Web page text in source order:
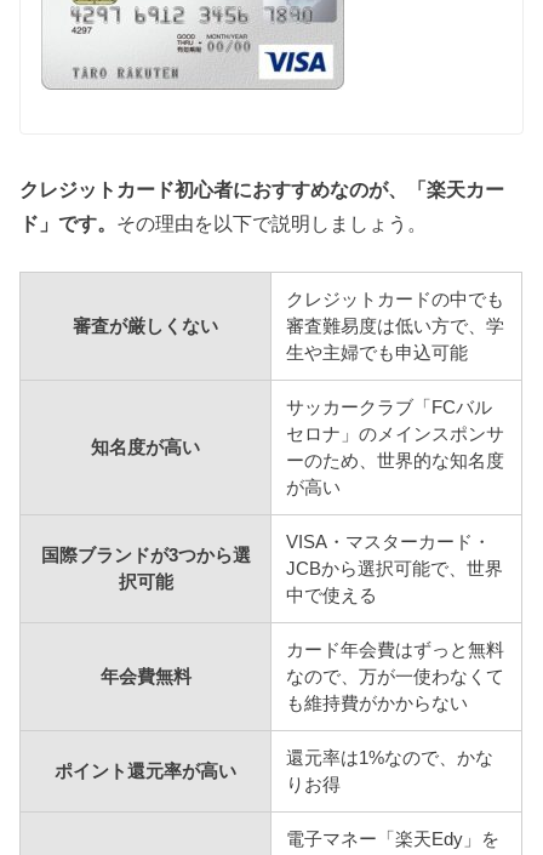
クレジットカード初心者におすすめなのが、「楽天カー
ド」です。 その理由を以下で説明しましょう。
審査が厳しくない
クレジットカードの中でも
審査難易度は低い方で、学
生や主婦でも申込可能
知名度が高い
サッカークラブ「FCバル
セロナ」のメインスポンサ
ーのため、世界的な知名度
が高い
国際ブランドが3つから選
択可能
VISA・マスターカード・
JCBから選択可能で、世界
中で使える
年会費無料
カード年会費はずっと無料
なので、万が一使わなくて
も維持費がかからない
ポイント還元率が高い
還元率は1%なので、かな
りお得
電子マネー「楽天Edy」を